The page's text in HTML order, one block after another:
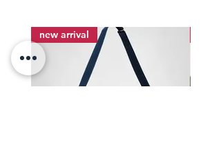
new arrival